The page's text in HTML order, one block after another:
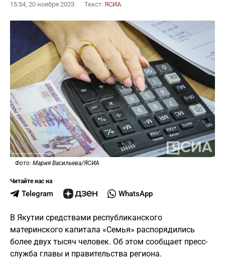
15:54, 20 ноября 2023 Текст: ЯСИА
Фото: Мария Васильева/ЯСИА
Читайте нас на
Telegram WhatsApp
В Якутии средствами республиканского
материнского капитала «Семья» распорядились
более двух тысяч человек. Об этом сообщает пресс-
служба главы и правительства региона.